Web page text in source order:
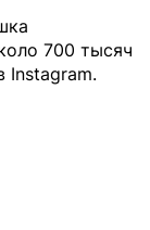
700 тысяч
Instagram.